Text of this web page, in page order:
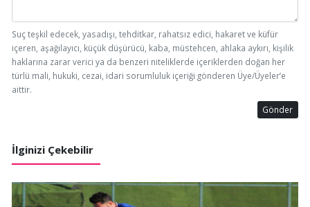
Suç teşkil edecek, yasadışı, tehditkar, rahatsız edici, hakaret ve küfür
içeren, aşağılayıcı, küçük düşürücü, kaba, müstehcen, ahlaka aykırı, kişilik
haklarına zarar verici ya da benzeri niteliklerde içeriklerden doğan her
türlü mali, hukuki, cezai, idari sorumluluk içeriği gönderen Üye/Üyeler’e
aittir.
Gönder
İlginizi Çekebilir